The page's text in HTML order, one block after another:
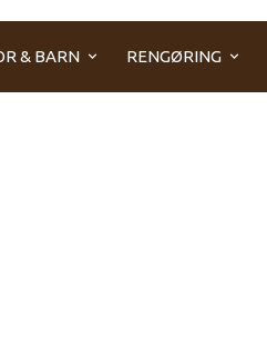
& BARN RENGØRING